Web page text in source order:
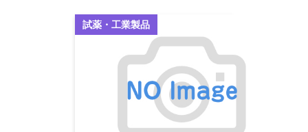
試薬・工業製品